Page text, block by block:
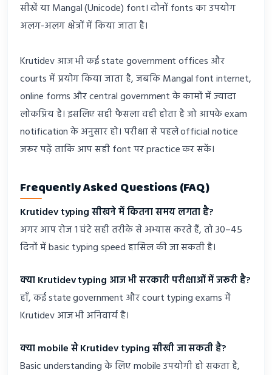
सीखें या Mangal (Unicode) font। दोनों fonts का उपयोग
अलग-अलग क्षेत्रों में किया जाता है।
Krutidev आज भी कई state government offices और
courts में प्रयोग किया जाता है, जबकि Mangal font internet,
online forms और central government के कामों में ज्यादा
लोकप्रिय है। इसलिए सही फैसला वही होता है जो आपके exam
notification के अनुसार हो। परीक्षा से पहले official notice
जरूर पढ़ें ताकि आप सही font पर practice कर सकें।
Frequently Asked Questions (FAQ)
Krutidev typing सीखने में कितना समय लगता है?
अगर आप रोज 1 घंटे सही तरीके से अभ्यास करते हैं, तो 30–45
दिनों में basic typing speed हासिल की जा सकती है।
क्या Krutidev typing आज भी सरकारी परीक्षाओं में जरूरी है?
हाँ, कई state government और court typing exams में
Krutidev आज भी अनिवार्य है।
क्या mobile से Krutidev typing सीखी जा सकती है?
Basic understanding के लिए mobile उपयोगी हो सकता है,